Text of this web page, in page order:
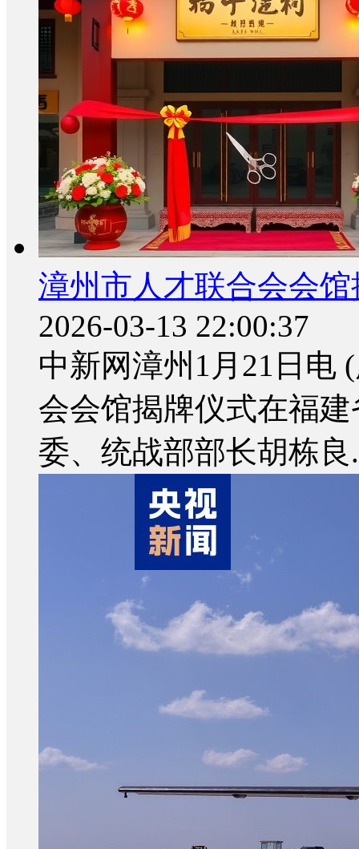
漳州市人才联合会会馆
2026-03-13 22:00:37
中新网漳州1月21日电
会会馆揭牌仪式在福
委、统战部部长胡栋良